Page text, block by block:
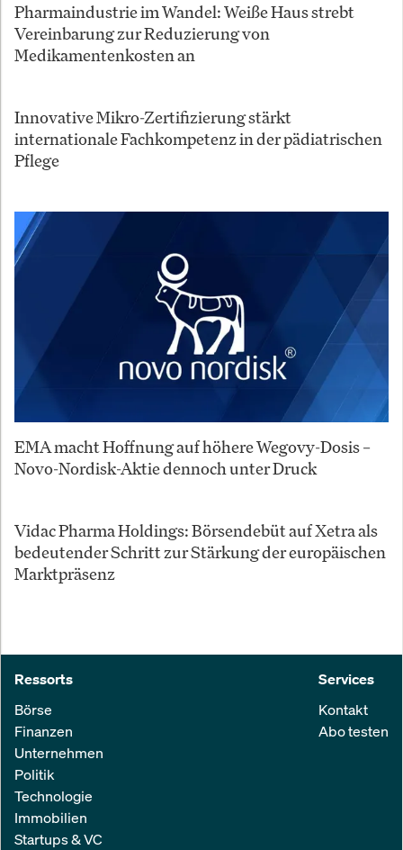
Pharmaindustrie im Wandel: Weiße Haus strebt
Vereinbarung zur Reduzierung von
Medikamentenkosten an
Innovative Mikro-Zertifizierung stärkt
internationale Fachkompetenz in der pädiatrischen
Pflege
EMA macht Hoffnung auf höhere Wegovy-Dosis –
Novo-Nordisk-Aktie dennoch unter Druck
Vidac Pharma Holdings: Börsendebüt auf Xetra als
bedeutender Schritt zur Stärkung der europäischen
Marktpräsenz
Ressorts
Börse
Finanzen
Unternehmen
Politik
Technologie
Immobilien
Startups & VC
Services
Kontakt
Abo testen